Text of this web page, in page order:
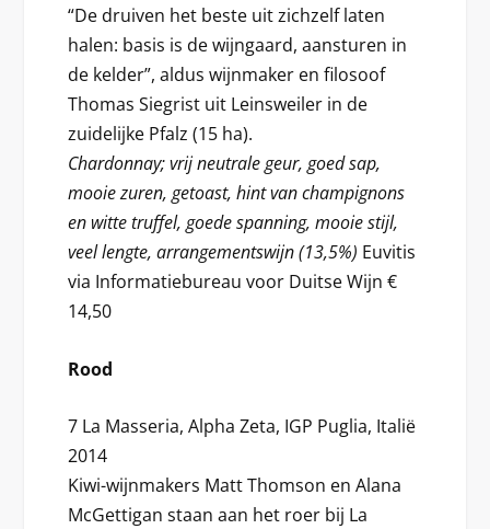
“De druiven het beste uit zichzelf laten
halen: basis is de wijngaard, aansturen in
de kelder”, aldus wijnmaker en filosoof
Thomas Siegrist uit Leinsweiler in de
zuidelijke Pfalz (15 ha).
Chardonnay; vrij neutrale geur, goed sap,
mooie zuren, getoast, hint van champignons
en witte truffel, goede spanning, mooie stijl,
veel lengte, arrangementswijn (13,5%) Euvitis
via Informatiebureau voor Duitse Wijn €
14,50
Rood
7 La Masseria, Alpha Zeta, IGP Puglia, Italië
2014
Kiwi-wijnmakers Matt Thomson en Alana
McGettigan staan aan het roer bij La